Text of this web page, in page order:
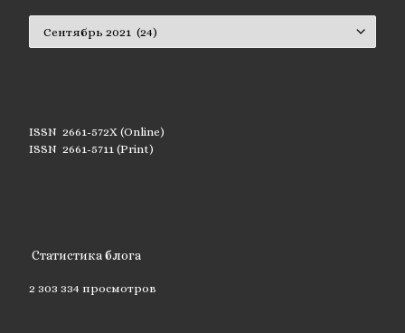
ISSN 2661-572X (Online)
ISSN 2661-5711 (Print)
Статистика блога
2 303 334 просмотров